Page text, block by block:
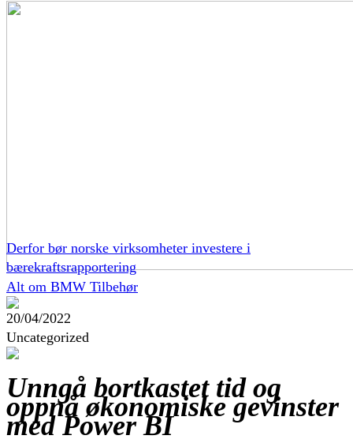
Derfor bør norske virksomheter investere i
bærekraftsrapportering
Alt om BMW Tilbehør
20/04/2022
Uncategorized
Unngå bortkastet tid og
oppnå økonomiske gevinster
med Power BI